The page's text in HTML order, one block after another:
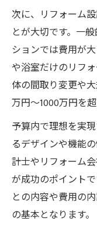
次に、リフォーム
とが大切です。一
ションでは費用が
や浴室だけのリフ
体の間取り変更や
万円〜1000万円を
予算内で理想を実
るデザインや機能
計士やリフォーム
が成功のポイント
との内容や費用の
の基本となります。